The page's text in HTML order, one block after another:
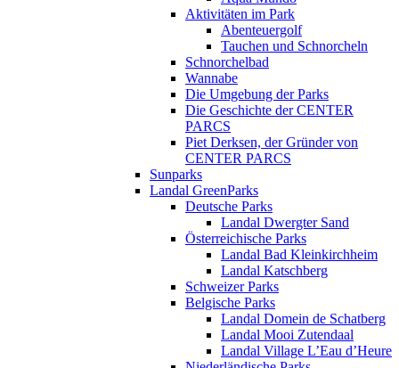
Aktivitäten im Park
Abenteuergolf
Tauchen und Schnorcheln
Schnorchelbad
Wannabe
Die Umgebung der Parks
Die Geschichte der CENTER
PARCS
Piet Derksen, der Gründer von
CENTER PARCS
Sunparks
Landal GreenParks
Deutsche Parks
Landal Dwergter Sand
Österreichische Parks
Landal Bad Kleinkirchheim
Landal Katschberg
Schweizer Parks
Belgische Parks
Landal Domein de Schatberg
Landal Mooi Zutendaal
Landal Village L’Eau d’Heure